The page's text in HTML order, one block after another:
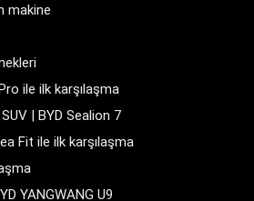
makine
ile ilk karşılaşma
| BYD Sealion 7
Fit ile ilk karşılaşma
YANGWANG U9